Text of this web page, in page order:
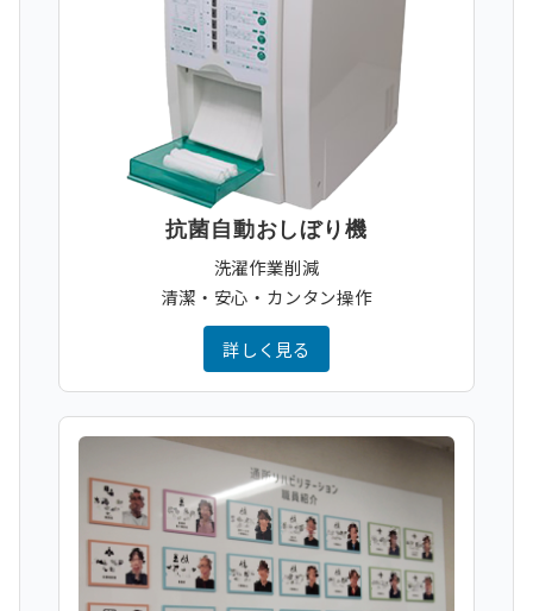
抗菌自動おしぼり機
洗濯作業削減
清潔・安心・カンタン操作
詳しく見る